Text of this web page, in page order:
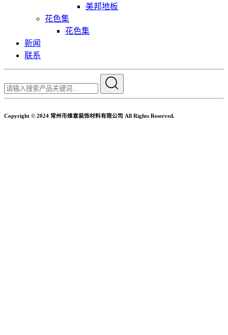
美邦地板
花色集
花色集
新闻
联系
Copyright © 2024 常州市维意装饰材料有限公司 All Rights Reserved.